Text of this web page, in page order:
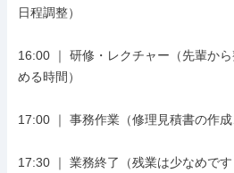
日程調整）
16:00 ｜ 研修・レクチャー（先輩か
める時間）
17:00 ｜ 事務作業（修理見積書の作成
17:30 ｜ 業務終了（残業は少なめです